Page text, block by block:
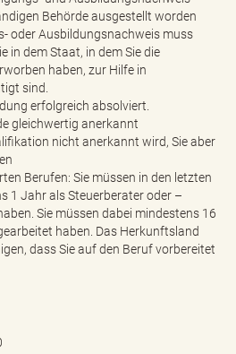
Behörde ausgestellt worden
oder Ausbildungsnachweis muss
in dem Staat, in dem Sie die
haben, zur Hilfe in
sind.
erfolgreich absolviert.
gleichwertig anerkannt
nicht anerkannt wird, Sie aber
Berufen: Sie müssen in den letzten
1 Jahr als Steuerberater oder –
Sie müssen dabei mindestens 16
haben. Das Herkunftsland
dass Sie auf den Beruf vorbereitet